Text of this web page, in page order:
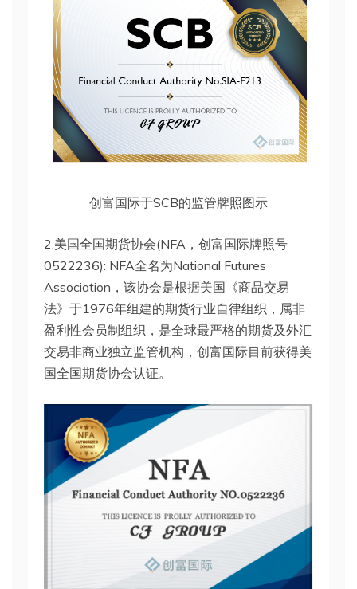
创富国际于SCB的监管牌照图示
2.美国全国期货协会(NFA，创富国际牌照号
0522236): NFA全名为National Futures
Association，该协会是根据美国《商品交易
法》于1976年组建的期货行业自律组织，属非
盈利性会员制组织，是全球最严格的期货及外汇
交易非商业独立监管机构，创富国际目前获得美
国全国期货协会认证。